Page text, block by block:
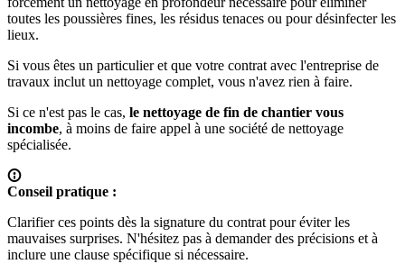
toutes les poussières fines, les résidus tenaces ou pour désinfecter les
lieux.
Si vous êtes un particulier et que votre contrat avec l'entreprise de
travaux inclut un nettoyage complet, vous n'avez rien à faire.
Si ce n'est pas le cas, le nettoyage de fin de chantier vous
incombe, à moins de faire appel à une société de nettoyage
spécialisée.
Conseil pratique :
Clarifier ces points dès la signature du contrat pour éviter les
mauvaises surprises. N'hésitez pas à demander des précisions et à
inclure une clause spécifique si nécessaire.